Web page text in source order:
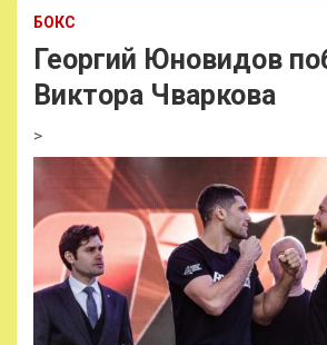
БОКС
Георгий Юновидов
Виктора Чваркова
>